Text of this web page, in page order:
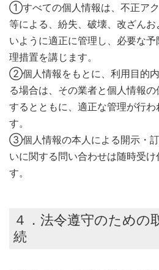
①すべての個人情報は、不正ア
等による、紛失、破壊、改ざん
いように適正に管理し、必要な
理措置を講じます。
②個人情報をもとに、利用目的
る場合は、その業者と個人情報
するとともに、適正な管理が行
す。
③個人情報の本人による開示・
いに関する問い合わせは随時受け
す。
４．法令遵守のための
続